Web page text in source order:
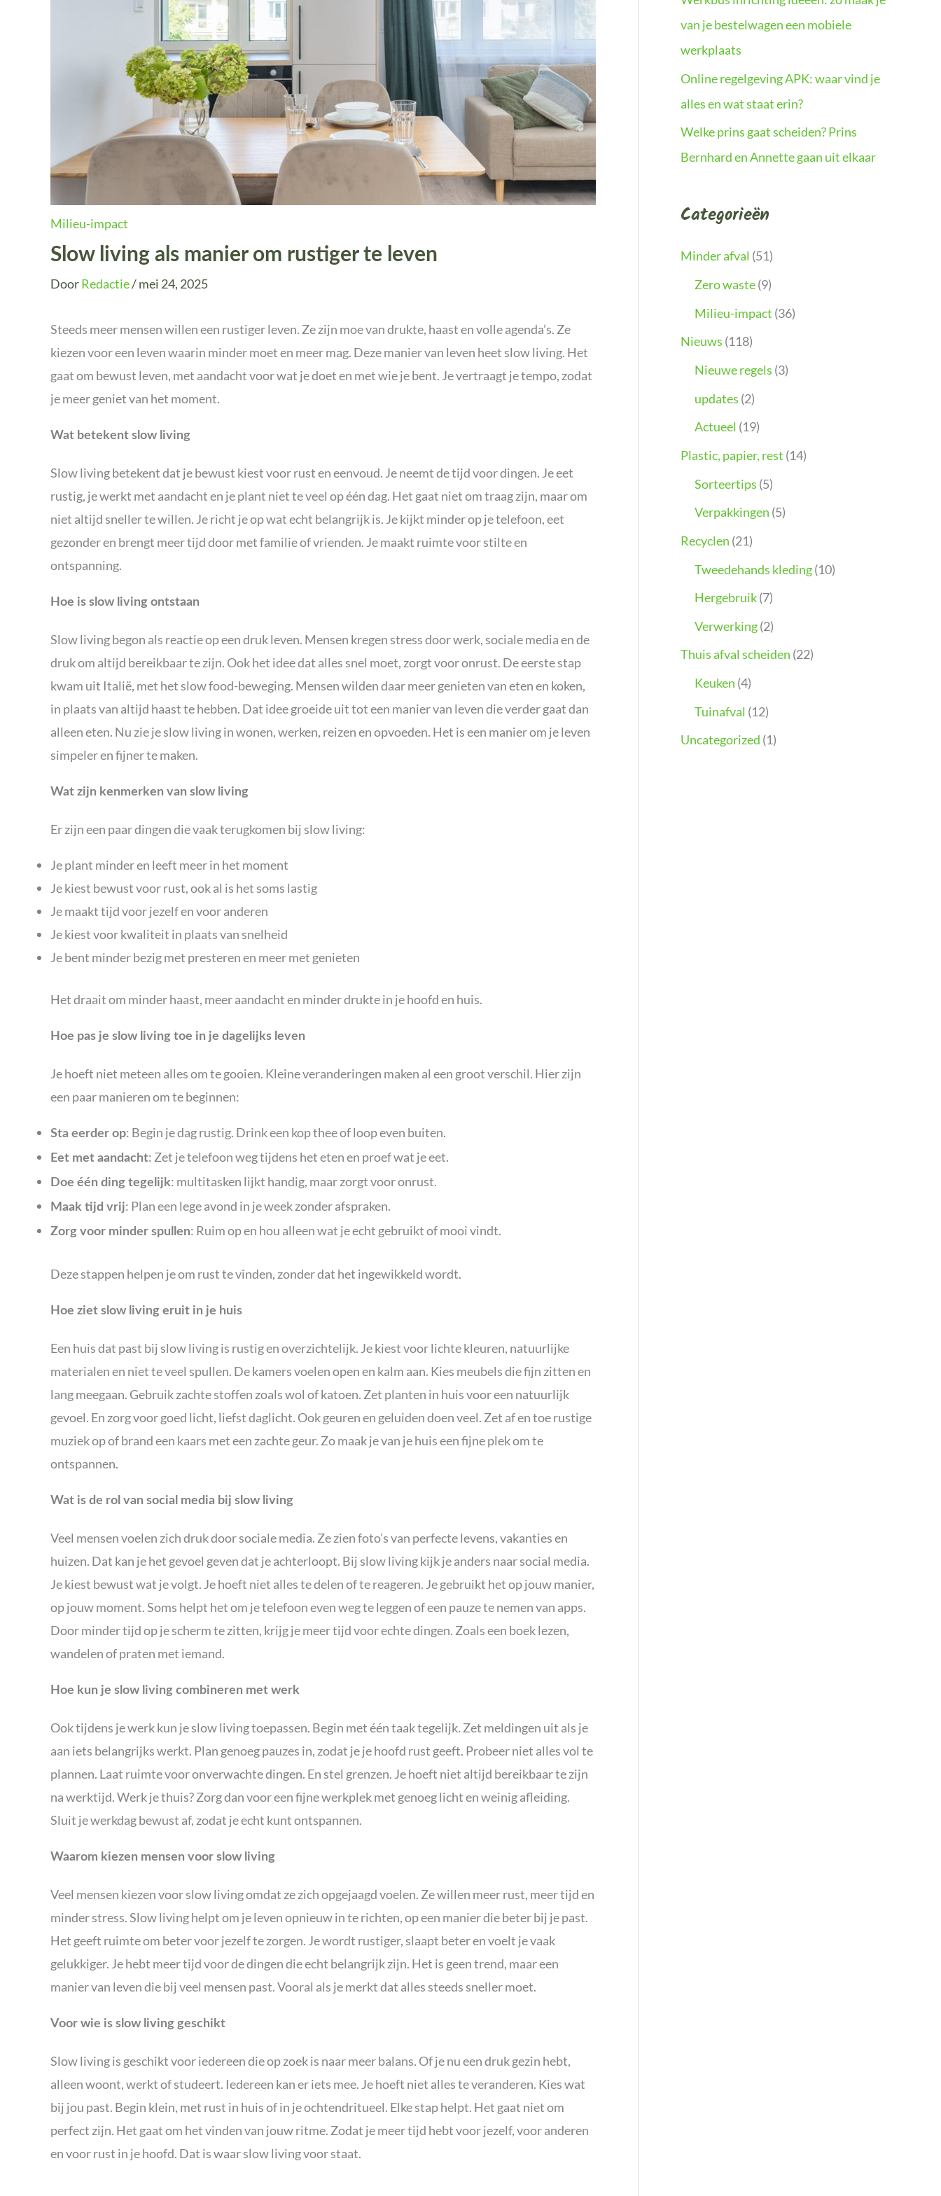
Milieu-impact
Slow living als manier om rustiger te leven
DoorRedactie/mei 24, 2025
Steeds meer mensen willen een rustiger leven. Ze zijn moe van drukte, haast en volle agenda’s. Ze
kiezen voor een leven waarin minder moet en meer mag. Deze manier van leven heet slow living. Het
gaat om bewust leven, met aandacht voor wat je doet en met wie je bent. Je vertraagt je tempo, zodat
je meer geniet van het moment.
Wat betekent slow living
Slow living betekent dat je bewust kiest voor rust en eenvoud. Je neemt de tijd voor dingen. Je eet
rustig, je werkt met aandacht en je plant niet te veel op één dag. Het gaat niet om traag zijn, maar om
niet altijd sneller te willen. Je richt je op wat echt belangrijk is. Je kijkt minder op je telefoon, eet
gezonder en brengt meer tijd door met familie of vrienden. Je maakt ruimte voor stilte en
ontspanning.
Hoe is slow living ontstaan
Slow living begon als reactie op een druk leven. Mensen kregen stress door werk, sociale media en de
druk om altijd bereikbaar te zijn. Ook het idee dat alles snel moet, zorgt voor onrust. De eerste stap
kwam uit Italië, met het slow food-beweging. Mensen wilden daar meer genieten van eten en koken,
in plaats van altijd haast te hebben. Dat idee groeide uit tot een manier van leven die verder gaat dan
alleen eten. Nu zie je slow living in wonen, werken, reizen en opvoeden. Het is een manier om je leven
simpeler en fijner te maken.
Wat zijn kenmerken van slow living
Er zijn een paar dingen die vaak terugkomen bij slow living:
Je plant minder en leeft meer in het moment
Je kiest bewust voor rust, ook al is het soms lastig
Je maakt tijd voor jezelf en voor anderen
Je kiest voor kwaliteit in plaats van snelheid
Je bent minder bezig met presteren en meer met genieten
Het draait om minder haast, meer aandacht en minder drukte in je hoofd en huis.
Hoe pas je slow living toe in je dagelijks leven
Je hoeft niet meteen alles om te gooien. Kleine veranderingen maken al een groot verschil. Hier zijn
een paar manieren om te beginnen:
Sta eerder op: Begin je dag rustig. Drink een kop thee of loop even buiten.
Eet met aandacht: Zet je telefoon weg tijdens het eten en proef wat je eet.
Doe één ding tegelijk: multitasken lijkt handig, maar zorgt voor onrust.
Maak tijd vrij: Plan een lege avond in je week zonder afspraken.
Zorg voor minder spullen: Ruim op en hou alleen wat je echt gebruikt of mooi vindt.
Deze stappen helpen je om rust te vinden, zonder dat het ingewikkeld wordt.
Hoe ziet slow living eruit in je huis
Een huis dat past bij slow living is rustig en overzichtelijk. Je kiest voor lichte kleuren, natuurlijke
materialen en niet te veel spullen. De kamers voelen open en kalm aan. Kies meubels die fijn zitten en
lang meegaan. Gebruik zachte stoffen zoals wol of katoen. Zet planten in huis voor een natuurlijk
gevoel. En zorg voor goed licht, liefst daglicht. Ook geuren en geluiden doen veel. Zet af en toe rustige
muziek op of brand een kaars met een zachte geur. Zo maak je van je huis een fijne plek om te
ontspannen.
Wat is de rol van social media bij slow living
Veel mensen voelen zich druk door sociale media. Ze zien foto’s van perfecte levens, vakanties en
huizen. Dat kan je het gevoel geven dat je achterloopt. Bij slow living kijk je anders naar social media.
Je kiest bewust wat je volgt. Je hoeft niet alles te delen of te reageren. Je gebruikt het op jouw manier,
op jouw moment. Soms helpt het om je telefoon even weg te leggen of een pauze te nemen van apps.
Door minder tijd op je scherm te zitten, krijg je meer tijd voor echte dingen. Zoals een boek lezen,
wandelen of praten met iemand.
Hoe kun je slow living combineren met werk
Ook tijdens je werk kun je slow living toepassen. Begin met één taak tegelijk. Zet meldingen uit als je
aan iets belangrijks werkt. Plan genoeg pauzes in, zodat je je hoofd rust geeft. Probeer niet alles vol te
plannen. Laat ruimte voor onverwachte dingen. En stel grenzen. Je hoeft niet altijd bereikbaar te zijn
na werktijd. Werk je thuis? Zorg dan voor een fijne werkplek met genoeg licht en weinig afleiding.
Sluit je werkdag bewust af, zodat je echt kunt ontspannen.
Waarom kiezen mensen voor slow living
Veel mensen kiezen voor slow living omdat ze zich opgejaagd voelen. Ze willen meer rust, meer tijd en
minder stress. Slow living helpt om je leven opnieuw in te richten, op een manier die beter bij je past.
Het geeft ruimte om beter voor jezelf te zorgen. Je wordt rustiger, slaapt beter en voelt je vaak
gelukkiger. Je hebt meer tijd voor de dingen die echt belangrijk zijn. Het is geen trend, maar een
manier van leven die bij veel mensen past. Vooral als je merkt dat alles steeds sneller moet.
Voor wie is slow living geschikt
Slow living is geschikt voor iedereen die op zoek is naar meer balans. Of je nu een druk gezin hebt,
alleen woont, werkt of studeert. Iedereen kan er iets mee. Je hoeft niet alles te veranderen. Kies wat
bij jou past. Begin klein, met rust in huis of in je ochtendritueel. Elke stap helpt. Het gaat niet om
perfect zijn. Het gaat om het vinden van jouw ritme. Zodat je meer tijd hebt voor jezelf, voor anderen
en voor rust in je hoofd. Dat is waar slow living voor staat.
van je bestelwagen een mobiele
werkplaats
Online regelgeving APK: waar vind je
alles en wat staat erin?
Welke prins gaat scheiden? Prins
Bernhard en Annette gaan uit elkaar
Categorieën
Minder afval (51)
Zero waste(9)
Milieu-impact (36)
Nieuws (118)
Nieuwe regels (3)
updates (2)
Actueel (19)
Plastic, papier, rest (14)
Sorteertips (5)
Verpakkingen (5)
Recyclen (21)
Tweedehands kleding(10)
Hergebruik(7)
Verwerking(2)
Thuis afval scheiden (22)
Keuken (4)
Tuinafval (12)
Uncategorized (1)